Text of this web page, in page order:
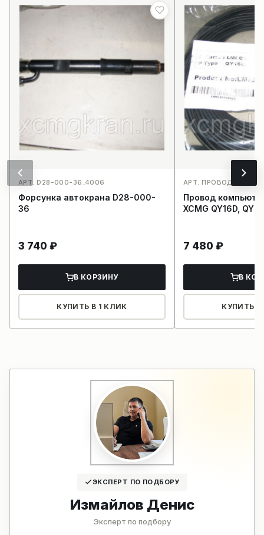
АРТ: D28-000-36_4006
Форсунка автокрана D28-000-
36
3 740 ₽
В КОРЗИНУ
КУПИТЬ В 1 КЛИК
АРТ: ПРОВОД
Провод
XCMG QY16D,
7 480 ₽
В
КУПИТЬ В
ЭКСПЕРТ ПО ПОДБОРУ
Измайлов Денис
Эксперт по подбору